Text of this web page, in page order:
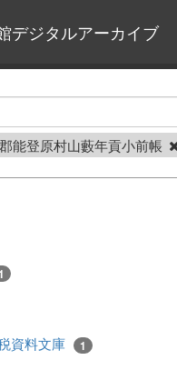
デジタルアーカイブ
能登原村山藪年貢小前帳
資料文庫 1